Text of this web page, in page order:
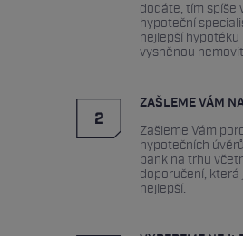
úvěrů, které je založeno nejen
sazbě, ale zohledňuje přesně
3. krok: Výběr
dodáte, tím spíše
hypoteční
nejlepší hypotéku
vysněnou
2
ZAŠLEME VÁM
Zašleme Vám
hypotečních
bank na trhu
doporučení, která
nejlepší.